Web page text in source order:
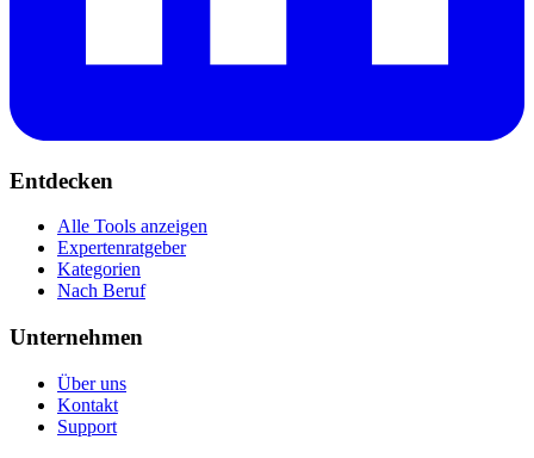
Entdecken
Alle Tools anzeigen
Expertenratgeber
Kategorien
Nach Beruf
Unternehmen
Über uns
Kontakt
Support